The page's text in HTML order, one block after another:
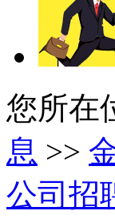
您所在
息 >>
公司招